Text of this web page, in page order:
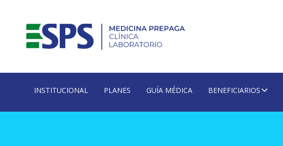
INSTITUCIONAL PLANES GUÍA MÉDICA BENEFICIARIOS